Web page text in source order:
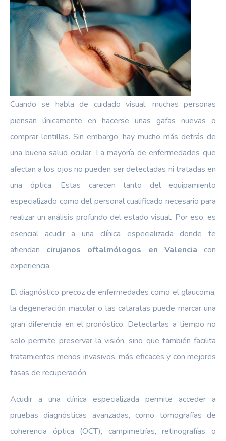
Cuando se habla de cuidado visual, muchas personas
piensan únicamente en hacerse unas gafas nuevas o
comprar lentillas. Sin embargo, hay mucho más detrás de
una buena salud ocular. La mayoría de enfermedades que
afectan a los ojos no pueden ser detectadas ni tratadas en
una óptica. Estas carecen tanto del equipamiento
especializado como del personal cualificado necesario para
realizar un análisis profundo del estado visual. Por eso, es
esencial acudir a una clínica especializada donde te
atiendan cirujanos oftalmólogos en Valencia con
experiencia.
El diagnóstico precoz de enfermedades como el glaucoma,
la degeneración macular o las cataratas puede marcar una
gran diferencia en el pronóstico. Detectarlas a tiempo no
solo permite preservar la visión, sino que también facilita
tratamientos menos invasivos, más eficaces y con mejores
tasas de recuperación.
Acudir a una clínica especializada permite acceder a
pruebas diagnósticas avanzadas, como tomografías de
coherencia óptica (OCT), campimetrías, retinografías o